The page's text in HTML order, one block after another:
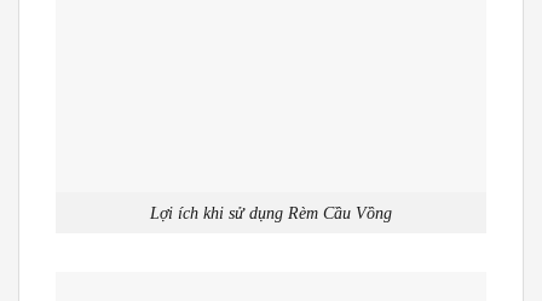
Lợi ích khi sử dụng Rèm Cầu Vồng